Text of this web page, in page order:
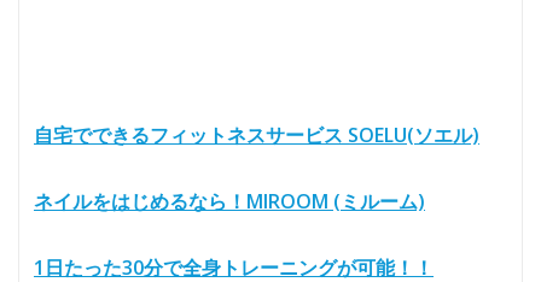
自宅でできるフィットネスサービス SOELU(ソエル)
ネイルをはじめるなら！MIROOM (ミルーム)
1日たった30分で全身トレーニングが可能！！